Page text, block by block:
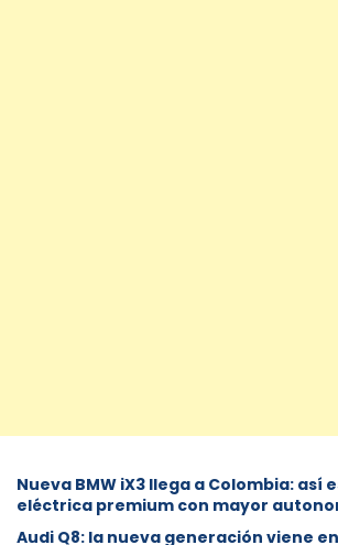
Nueva BMW iX3 llega a Colombia: así
eléctrica premium con mayor
Audi Q8: la nueva generación viene